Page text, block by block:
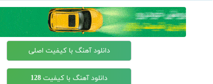
دانلود آهنگ با کیفیت اصلی
دانلود آهنگ با کیفیت 128